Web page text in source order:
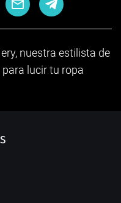
nuestra estilista de
lucir tu ropa